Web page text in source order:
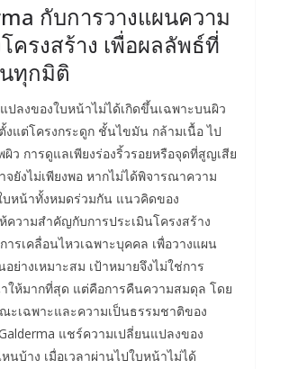
กับการวางแผนความ
ครงสร้าง เพื่อผลลัพธ์ที่
ทุกมิติ
ปลงของใบหน้าไม่ได้เกิดขึ้นเฉพาะบนผิว
งแต่โครงกระดูก ชั้นไขมัน กล้ามเนื้อ ไป
ว การดูแลเพียงร่องริ้วรอยหรือจุดที่สูญเสีย
จยังไม่เพียงพอ หากไม่ได้พิจารณาความ
หน้าทั้งหมดร่วมกัน แนวคิดของ
ความสำคัญกับการประเมินโครงสร้าง
รเคลื่อนไหวเฉพาะบุคคล เพื่อวางแผน
ย่างเหมาะสม เป้าหมายจึงไม่ใช่การ
ให้มากที่สุด แต่คือการคืนความสมดุล โดย
ะเฉพาะและความเป็นธรรมชาติของ
แชร์ความเปลี่ยนแปลงของ
นบ้าง เมื่อเวลาผ่านไปใบหน้าไม่ได้